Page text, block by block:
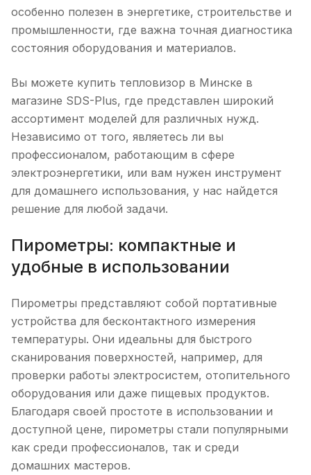
особенно полезен в энергетике, строительстве и
промышленности, где важна точная диагностика
состояния оборудования и материалов.
Вы можете купить тепловизор в Минске в
магазине SDS-Plus, где представлен широкий
ассортимент моделей для различных нужд.
Независимо от того, являетесь ли вы
профессионалом, работающим в сфере
электроэнергетики, или вам нужен инструмент
для домашнего использования, у нас найдется
решение для любой задачи.
Пирометры: компактные и
удобные в использовании
Пирометры представляют собой портативные
устройства для бесконтактного измерения
температуры. Они идеальны для быстрого
сканирования поверхностей, например, для
проверки работы электросистем, отопительного
оборудования или даже пищевых продуктов.
Благодаря своей простоте в использовании и
доступной цене, пирометры стали популярными
как среди профессионалов, так и среди
домашних мастеров.